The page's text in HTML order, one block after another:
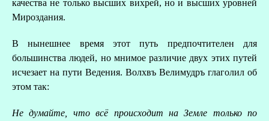
качества не только высших вихрей, но и высших уровней
Мироздания.
В нынешнее время этот путь предпочтителен для
большинства людей, но мнимое различие двух этих путей
исчезает на пути Ведения. Волхвъ Велимудръ глаголил об
этом так:
Не думайте, что всё происходит на Земле только по